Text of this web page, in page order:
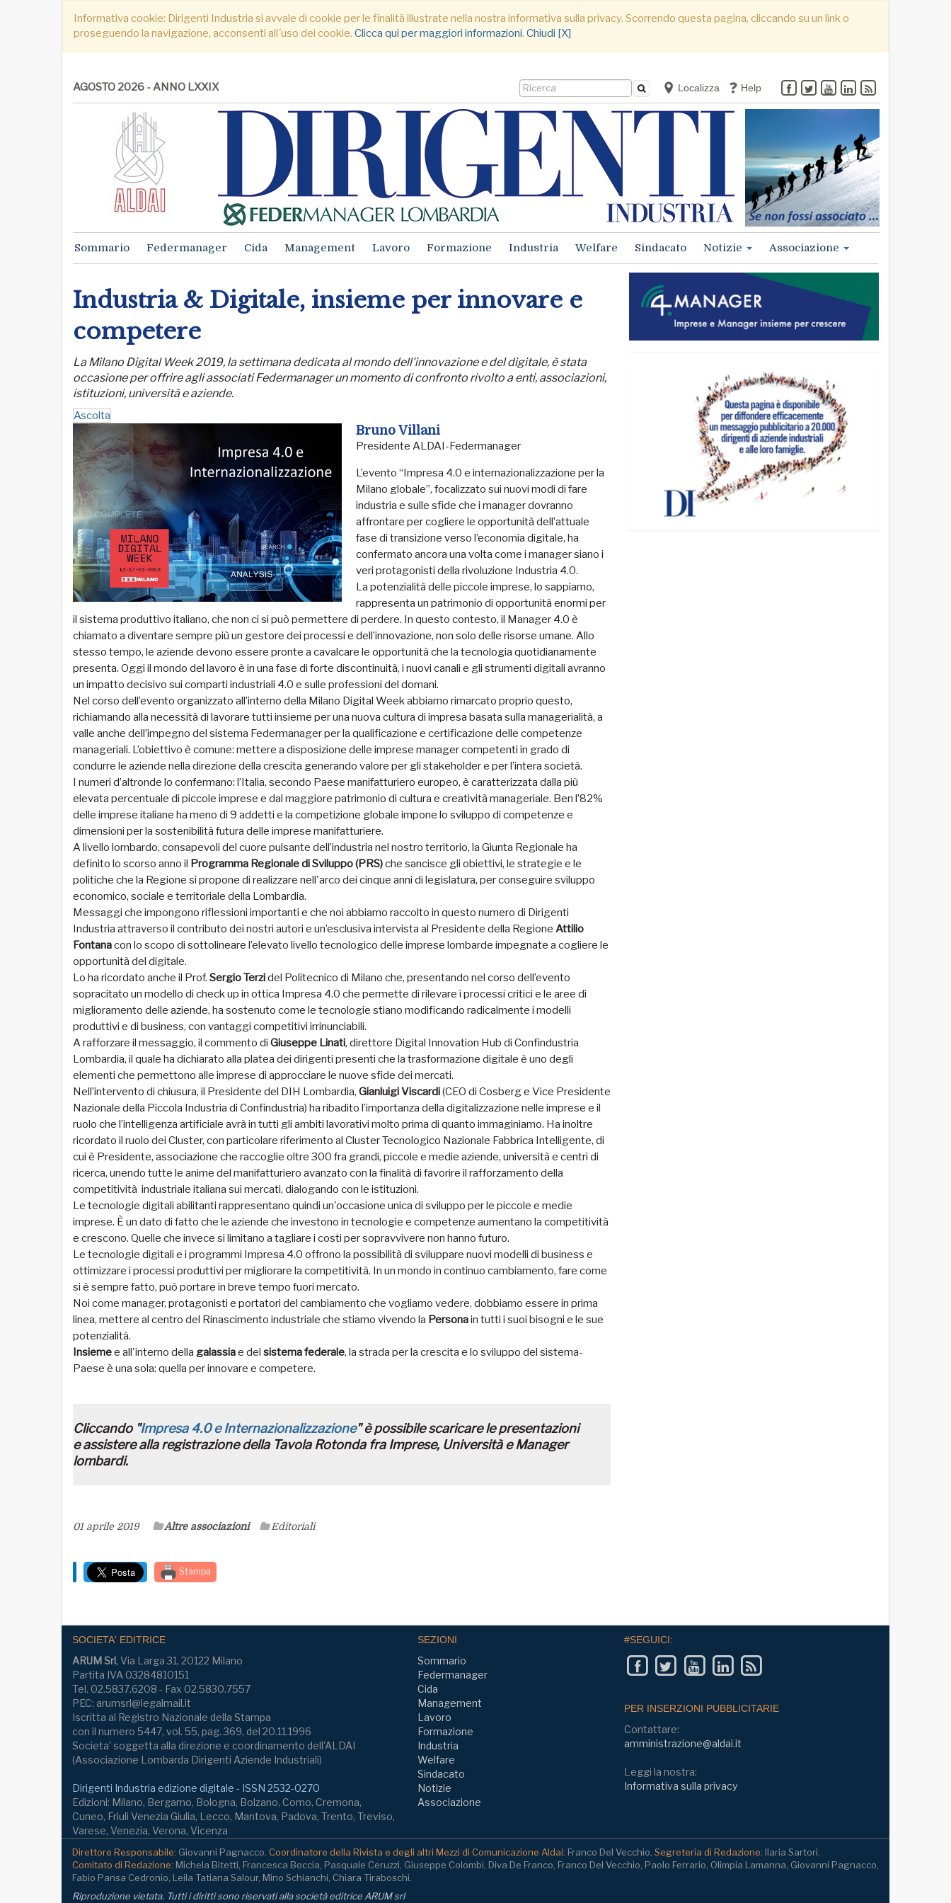
Informativa cookie: Dirigenti Industria si avvale di cookie per le finalità illustrate nella nostra informativa sulla privacy. Scorrendo questa pagina, cliccando su un link o
proseguendo la navigazione, acconsenti all´uso dei cookie. Clicca qui per maggiori informazioni. Chiudi [X]
AGOSTO 2026 - ANNO LXXIX Localizza Help
Sommario Federmanager Cida Management Lavoro Formazione Industria Welfare Sindacato Notizie Associazione
Industria & Digitale, insieme per innovare e
competere
La Milano Digital Week 2019, la settimana dedicata al mondo dell'innovazione e del digitale, è stata
occasione per offrire agli associati Federmanager un momento di confronto rivolto a enti, associazioni,
istituzioni, università e aziende.
Ascolta
Bruno Villani
Presidente ALDAI-Federmanager
L’evento “Impresa 4.0 e internazionalizzazione per la
Milano globale”, focalizzato sui nuovi modi di fare
industria e sulle sfide che i manager dovranno
affrontare per cogliere le opportunità dell’attuale
fase di transizione verso l’economia digitale, ha
confermato ancora una volta come i manager siano i
veri protagonisti della rivoluzione Industria 4.0.
La potenzialità delle piccole imprese, lo sappiamo,
rappresenta un patrimonio di opportunità enormi per
il sistema produttivo italiano, che non ci si può permettere di perdere. In questo contesto, il Manager 4.0 è
chiamato a diventare sempre più un gestore dei processi e dell’innovazione, non solo delle risorse umane. Allo
stesso tempo, le aziende devono essere pronte a cavalcare le opportunità che la tecnologia quotidianamente
presenta. Oggi il mondo del lavoro è in una fase di forte discontinuità, i nuovi canali e gli strumenti digitali avranno
un impatto decisivo sui comparti industriali 4.0 e sulle professioni del domani.
Nel corso dell’evento organizzato all’interno della Milano Digital Week abbiamo rimarcato proprio questo,
richiamando alla necessità di lavorare tutti insieme per una nuova cultura di impresa basata sulla managerialità, a
valle anche dell’impegno del sistema Federmanager per la qualificazione e certificazione delle competenze
manageriali. L’obiettivo è comune: mettere a disposizione delle imprese manager competenti in grado di
condurre le aziende nella direzione della crescita generando valore per gli stakeholder e per l’intera società.
I numeri d’altronde lo confermano: l’Italia, secondo Paese manifatturiero europeo, è caratterizzata dalla più
elevata percentuale di piccole imprese e dal maggiore patrimonio di cultura e creatività manageriale. Ben l’82%
delle imprese italiane ha meno di 9 addetti e la competizione globale impone lo sviluppo di competenze e
dimensioni per la sostenibilità futura delle imprese manifatturiere.
A livello lombardo, consapevoli del cuore pulsante dell’industria nel nostro territorio, la Giunta Regionale ha
definito lo scorso anno il Programma Regionale di Sviluppo (PRS)che sancisce gli obiettivi, le strategie e le
politiche che la Regione si propone di realizzare nell'arco dei cinque anni di legislatura, per conseguire sviluppo
economico, sociale e territoriale della Lombardia.
Messaggi che impongono riflessioni importanti e che noi abbiamo raccolto in questo numero di Dirigenti
Industria attraverso il contributo dei nostri autori e un’esclusiva intervista al Presidente della Regione Attilio
Fontanacon lo scopo di sottolineare l’elevato livello tecnologico delle imprese lombarde impegnate a cogliere le
opportunità del digitale.
Lo ha ricordato anche il Prof. Sergio Terzidel Politecnico di Milano che, presentando nel corso dell’evento
sopracitato un modello di check up in ottica Impresa 4.0 che permette di rilevare i processi critici e le aree di
miglioramento delle aziende, ha sostenuto come le tecnologie stiano modificando radicalmente i modelli
produttivi e di business, con vantaggi competitivi irrinunciabili.
A rafforzare il messaggio, il commento di Giuseppe Linati, direttore Digital Innovation Hub di Confindustria
Lombardia, il quale ha dichiarato alla platea dei dirigenti presenti che la trasformazione digitale è uno degli
elementi che permettono alle imprese di approcciare le nuove sfide dei mercati.
Nell’intervento di chiusura, il Presidente del DIH Lombardia, Gianluigi Viscardi(CEO di Cosberg e Vice Presidente
Nazionale della Piccola Industria di Confindustria) ha ribadito l’importanza della digitalizzazione nelle imprese e il
ruolo che l’intelligenza artificiale avrà in tutti gli ambiti lavorativi molto prima di quanto immaginiamo. Ha inoltre
ricordato il ruolo dei Cluster, con particolare riferimento al Cluster Tecnologico Nazionale Fabbrica Intelligente, di
cui è Presidente, associazione che raccoglie oltre 300 fra grandi, piccole e medie aziende, università e centri di
ricerca, unendo tutte le anime del manifatturiero avanzato con la finalità di favorire il rafforzamento della
competitività industriale italiana sui mercati, dialogando con le istituzioni.
Le tecnologie digitali abilitanti rappresentano quindi un'occasione unica di sviluppo per le piccole e medie
imprese. È un dato di fatto che le aziende che investono in tecnologie e competenze aumentano la competitività
e crescono. Quelle che invece si limitano a tagliare i costi per sopravvivere non hanno futuro.
Le tecnologie digitali e i programmi Impresa 4.0 offrono la possibilità di sviluppare nuovi modelli di business e
ottimizzare i processi produttivi per migliorare la competitività. In un mondo in continuo cambiamento, fare come
si è sempre fatto, può portare in breve tempo fuori mercato.
Noi come manager, protagonisti e portatori del cambiamento che vogliamo vedere, dobbiamo essere in prima
linea, mettere al centro del Rinascimento industriale che stiamo vivendo la Personain tutti i suoi bisogni e le sue
potenzialità.
Insiemee all'interno della galassiae del sistema federale, la strada per la crescita e lo sviluppo del sistema-
Paese è una sola: quella per innovare e competere.
Cliccando "Impresa 4.0 e Internazionalizzazione" è possibilescaricare le presentazioni
eassistere alla registrazione della Tavola Rotonda fra Imprese, Università e Manager
lombardi.
01 aprile 2019 Altre associazioni Editoriali
Stampa
SOCIETA' EDITRICE
ARUM Srl, Via Larga 31, 20122 Milano
Partita IVA 03284810151
Tel. 02.5837.6208 - Fax 02.5830.7557
PEC: arumsrl@legalmail.it
Iscritta al Registro Nazionale della Stampa
con il numero 5447, vol. 55, pag. 369, del 20.11.1996
Societa' soggetta alla direzione e coordinamento dell'ALDAI
(Associazione Lombarda Dirigenti Aziende Industriali)
Dirigenti Industria edizione digitale - ISSN 2532-0270
Edizioni: Milano, Bergamo, Bologna, Bolzano, Como, Cremona,
Cuneo, Friuli Venezia Giulia, Lecco, Mantova, Padova, Trento, Treviso,
Varese, Venezia, Verona, Vicenza
SEZIONI
Sommario
Federmanager
Cida
Management
Lavoro
Formazione
Industria
Welfare
Sindacato
Notizie
Associazione
#SEGUICI:
PER INSERZIONI PUBBLICITARIE
Contattare:
amministrazione@aldai.it
Leggi la nostra:
Informativa sulla privacy
Direttore Responsabile: Giovanni Pagnacco. Coordinatore della Rivista e degli altri Mezzi di Comunicazione Aldai: Franco Del Vecchio. Segreteria di Redazione: Ilaria Sartori.
Comitato di Redazione: Michela Bitetti, Francesca Boccia, Pasquale Ceruzzi, Giuseppe Colombi, Diva De Franco, Franco Del Vecchio, Paolo Ferrario, Olimpia Lamanna, Giovanni Pagnacco,
Fabio Pansa Cedronio, Leila Tatiana Salour, Mino Schianchi, Chiara Tiraboschi.
Riproduzione vietata. Tutti i diritti sono riservati alla società editrice ARUM srl